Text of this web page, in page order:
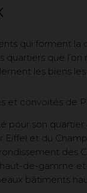
qui forment
quartiers que
les biens
et convoités de
pour son
Eiffel et du
des
de-gamme
bâtiments